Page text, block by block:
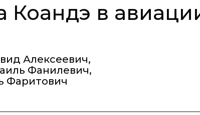
в
Алексеевич,
Фанилевич,
Фаритович